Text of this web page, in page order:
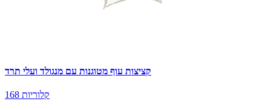
קציצות עוף מטוגנות עם מנגולד ועלי תרד
168 קלוריות